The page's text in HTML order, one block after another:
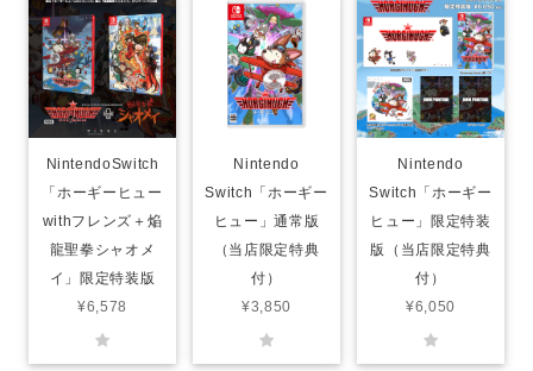
NintendoSwitch
「ホーギーヒュー
withフレンズ＋焔
龍聖拳シャオメ
イ」限定特装版
¥6,578
Nintendo
Switch「ホーギー
ヒュー」通常版
（当店限定特典
付）
¥3,850
Nintendo
Switch「ホーギー
ヒュー」限定特装
版（当店限定特典
付）
¥6,050